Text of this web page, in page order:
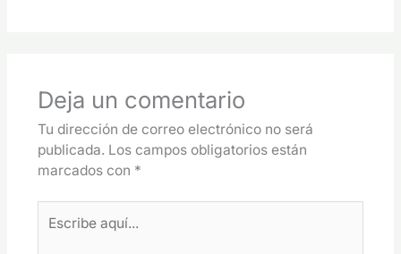
Deja un comentario
Tu dirección de correo electrónico no será
publicada. Los campos obligatorios están
marcados con *
aquí...